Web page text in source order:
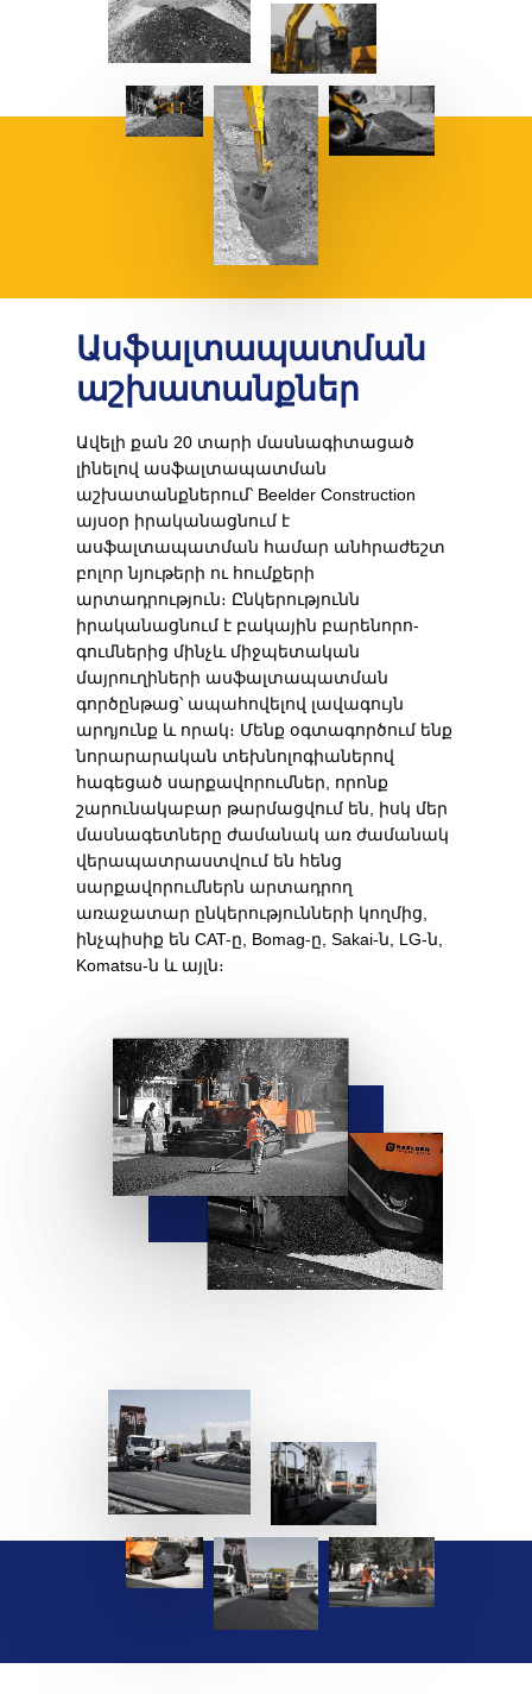
Ասֆալտապատման
աշխատանքներ
Ավելի քան 20 տարի մասնագիտացած
լինելով ասֆալտապատման
աշխատանքներում՝ Beelder Construction
այսօր իրականացնում է
ասֆալտապատման համար անհրաժեշտ
բոլոր նյութերի ու հումքերի
արտադրություն։ Ընկերությունն
իրականացնում է բակային բարենորո­
գումներից մինչև միջպետական
մայրուղիների ասֆալտապատման
գործընթաց՝ ապահովելով լավագույն
արդյունք և որակ։ Մենք օգտագործում ենք
նորարարական տեխնոլոգիաներով
հագեցած սարքավորումներ, որոնք
շարունակաբար թարմացվում են, իսկ մեր
մասնագետները ժամանակ առ ժամանակ
վերապատրաստվում են հենց
սարքավորումներն արտադրող
առաջատար ընկերությունների կողմից,
ինչպիսիք են CAT-ը, Bomag-ը, Sakai-ն, LG-ն,
Komatsu-ն և այլն։
Գլխավոր
Մեր մասին
Մեր գործունեությունը